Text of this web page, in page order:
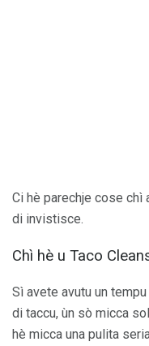
Ci hè parechje cose chì
di invistisce.
Chì hè u Taco
Sì avete avutu un
di taccu, ùn sò micca
hè micca una pulita